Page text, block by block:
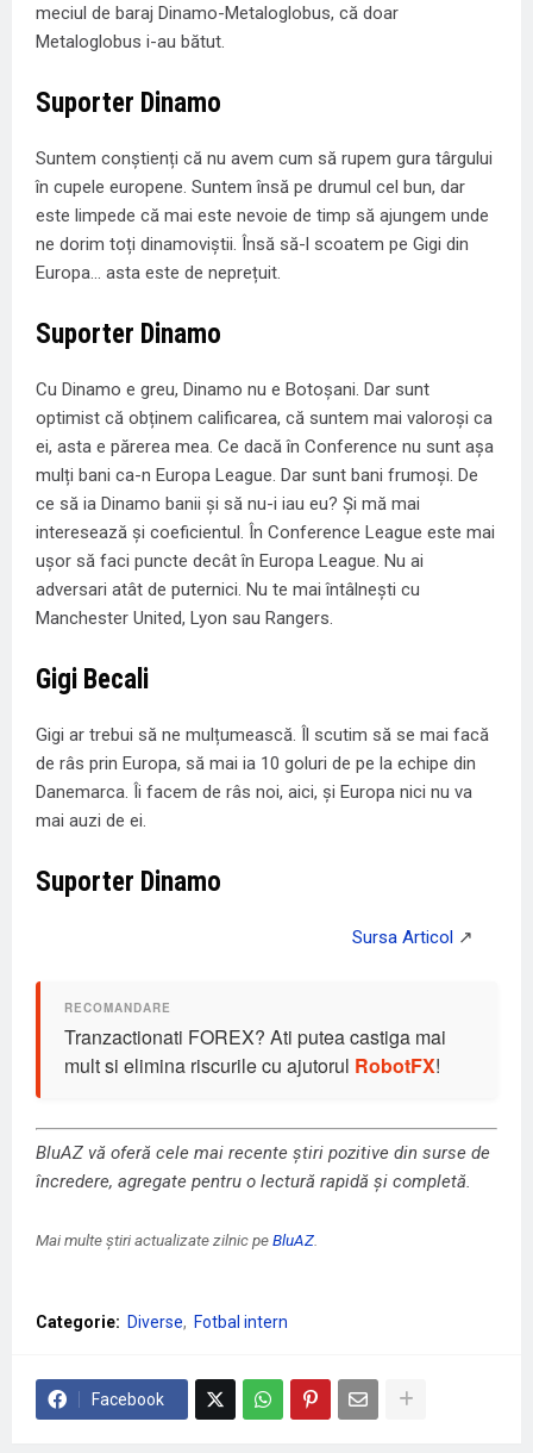
meciul de baraj Dinamo-Metaloglobus, că doar
Metaloglobus i-au bătut.
Suporter Dinamo
Suntem conștienți că nu avem cum să rupem gura târgului
în cupele europene. Suntem însă pe drumul cel bun, dar
este limpede că mai este nevoie de timp să ajungem unde
ne dorim toți dinamoviștii. Însă să-l scoatem pe Gigi din
Europa... asta este de neprețuit.
Suporter Dinamo
Cu Dinamo e greu, Dinamo nu e Botoșani. Dar sunt
optimist că obținem calificarea, că suntem mai valoroși ca
ei, asta e părerea mea. Ce dacă în Conference nu sunt așa
mulți bani ca-n Europa League. Dar sunt bani frumoși. De
ce să ia Dinamo banii și să nu-i iau eu? Și mă mai
interesează și coeficientul. În Conference League este mai
ușor să faci puncte decât în Europa League. Nu ai
adversari atât de puternici. Nu te mai întâlnești cu
Manchester United, Lyon sau Rangers.
Gigi Becali
Gigi ar trebui să ne mulțumească. Îl scutim să se mai facă
de râs prin Europa, să mai ia 10 goluri de pe la echipe din
Danemarca. Îi facem de râs noi, aici, și Europa nici nu va
mai auzi de ei.
Suporter Dinamo
Tranzactionati FOREX? Ati putea castiga mai
mult si elimina riscurile cu ajutorul RobotFX!
BluAZ vă oferă cele mai recente știri pozitive din surse de
încredere, agregate pentru o lectură rapidă și completă.
Mai multe știri actualizate zilnic peBluAZ
Categorie: Diverse Fotbal intern
Facebook